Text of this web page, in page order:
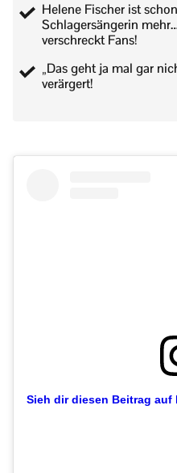
Helene Fischer ist
Schlagersängerin
verschreckt Fans!
„Das geht ja mal gar
verärgert!
Sieh dir diesen Beitrag auf